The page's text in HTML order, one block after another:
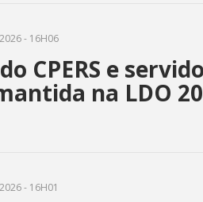
- 16H06
CPERS e
na LDO
- 16H01